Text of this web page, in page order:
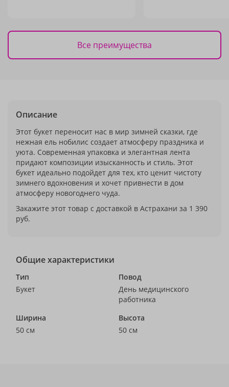
Все преимущества
Описание
Этот букет переносит нас в мир зимней сказки, где
нежная ель нобилис создает атмосферу праздника и
уюта. Современная упаковка и элегантная лента
придают композиции изысканность и стиль. Этот
букет идеально подойдет для тех, кто ценит чистоту
зимнего вдохновения и хочет привнести в дом
атмосферу новогоднего чуда.
Закажите этот товар с доставкой в Астрахани за 1 390
руб.
Общие характеристики
Тип
Букет
Повод
День медицинского
работника
Ширина
50 см
Высота
50 см